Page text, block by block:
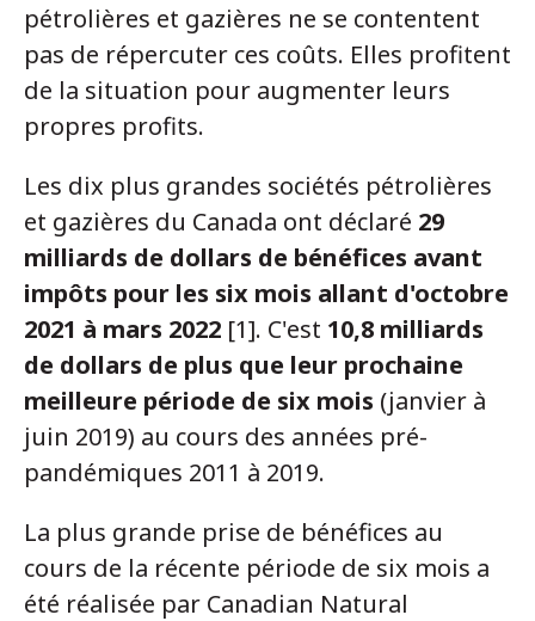
pétrolières et gazières ne se contentent
pas de répercuter ces coûts. Elles profitent
de la situation pour augmenter leurs
propres profits.
Les dix plus grandes sociétés pétrolières
et gazières du Canada ont déclaré 29
milliards de dollars de bénéfices avant
impôts pour les six mois allant d'octobre
2021 à mars 2022 [1]. C'est 10,8 milliards
de dollars de plus que leur prochaine
meilleure période de six mois (janvier à
juin 2019) au cours des années pré-
pandémiques 2011 à 2019.
La plus grande prise de bénéfices au
cours de la récente période de six mois a
été réalisée par Canadian Natural